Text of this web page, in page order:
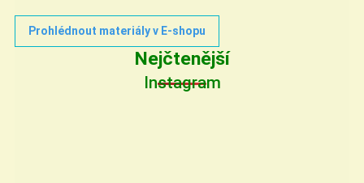
Prohlédnout materiály v E-shopu
Nejčtenější
Instagram